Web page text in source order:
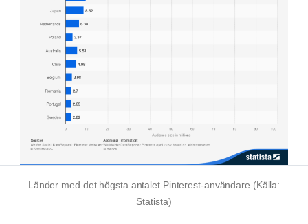
Länder med det högsta antalet Pinterest-användare (Källa:
Statista)